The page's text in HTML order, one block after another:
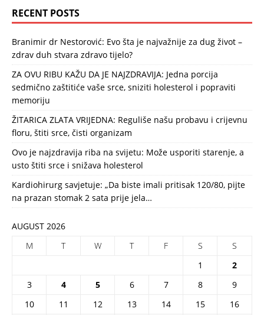
RECENT POSTS
Branimir dr Nestorović: Evo šta je najvažnije za dug život –
zdrav duh stvara zdravo tijelo?
ZA OVU RIBU KAŽU DA JE NAJZDRAVIJA: Jedna porcija
sedmično zaštitiće vaše srce, sniziti holesterol i popraviti
memoriju
ŽITARICA ZLATA VRIJEDNA: Reguliše našu probavu i crijevnu
floru, štiti srce, čisti organizam
Ovo je najzdravija riba na svijetu: Može usporiti starenje, a
usto štiti srce i snižava holesterol
Kardiohirurg savjetuje: „Da biste imali pritisak 120/80, pijte
na prazan stomak 2 sata prije jela…
AUGUST 2026
M
T W T F S
S
1
2
3
4 5 6 7 8
9
10
11 12 13 14 15 16